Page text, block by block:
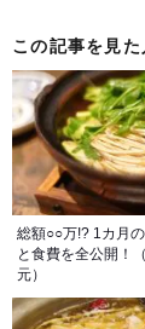
この記事を見
総額○○万!? 1カ月
と食費を全公開！
元）